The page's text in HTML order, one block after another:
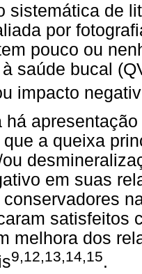
sistemática de
por
pouco ou
saúde bucal
impacto
há
a queixa
em suas
satisfeitos
melhora dos
9,12,13,14,15.